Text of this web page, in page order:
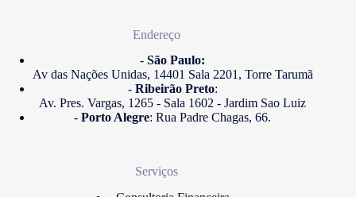
Endereço
- São Paulo:
Av das Nações Unidas, 14401 Sala 2201, Torre Tarumã
-Ribeirão Preto:
Av. Pres. Vargas, 1265 - Sala 1602 - Jardim Sao Luiz
-Porto Alegre: Rua Padre Chagas, 66.
Serviços